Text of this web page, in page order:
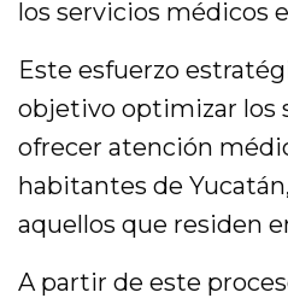
los servicios médicos
Este esfuerzo
objetivo optimizar los
ofrecer atención
habitantes de
aquellos que residen
A partir de este